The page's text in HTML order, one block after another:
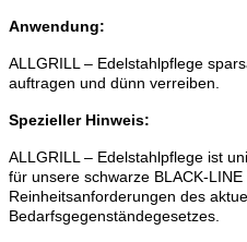
Anwendung:
ALLGRILL – Edelstahlpflege
auftragen und dünn verreiben.
Spezieller Hinweis:
ALLGRILL– Edelstahlpflege ist
für unsere schwarze BLACK-
Reinheitsanforderungen des
Bedarfsgegenständegesetzes.